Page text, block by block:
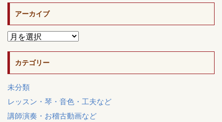
アーカイブ
カテゴリー
未分類
レッスン・琴・音色・工夫など
講師演奏・お稽古動画など